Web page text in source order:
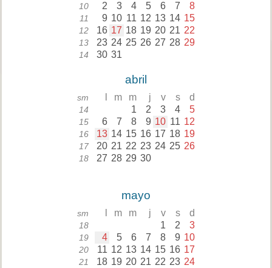
10 2 3 4 5 6 7 8
11 9 10 11 12 13 14 15
12 16 17 18 19 20 21 22
13 23 24 25 26 27 28 29
14 30 31
abril
sm m m j v s d
14 1 2 3 4 5
15 6 7 8 9 10 11 12
16 13 14 15 16 17 18 19
17 20 21 22 23 24 25 26
18 27 28 29 30
mayo
sm m m j v s d
18 1 2 3
19 4 5 6 7 8 9 10
20 11 12 13 14 15 16 17
21 18 19 20 21 22 23 24